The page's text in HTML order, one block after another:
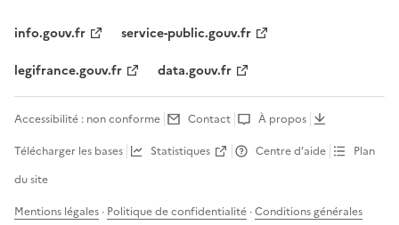
info.gouv.fr
service-public.gouv.fr
legifrance.gouv.fr
data.gouv.fr
Accessibilité : non conforme Contact
À propos
Télécharger les bases
Statistiques Centre d’aide
Plan
du site
Mentions légales · Politique de confidentialité ·Conditions générales